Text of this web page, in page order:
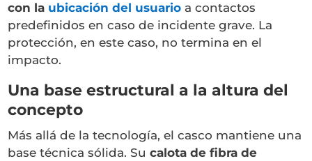
con la ubicación del usuario a contactos
predefinidos en caso de incidente grave. La
protección, en este caso, no termina en el
impacto.
Una base estructural a la altura del
concepto
Más allá de la tecnología, el casco mantiene una
base técnica sólida. Sucalota de fibra de